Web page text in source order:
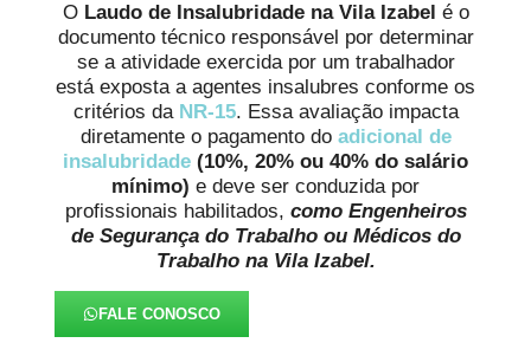
O Laudo de Insalubridade na Vila Izabel é o
documento técnico responsável por determinar
se a atividade exercida por um trabalhador
está exposta a agentes insalubres conforme os
critérios da NR-15. Essa avaliação impacta
diretamente o pagamento do adicional de
insalubridade (10%, 20% ou 40% do salário
mínimo) e deve ser conduzida por
profissionais habilitados, como Engenheiros
de Segurança do Trabalho ou Médicos do
Trabalho na Vila Izabel.
FALE CONOSCO